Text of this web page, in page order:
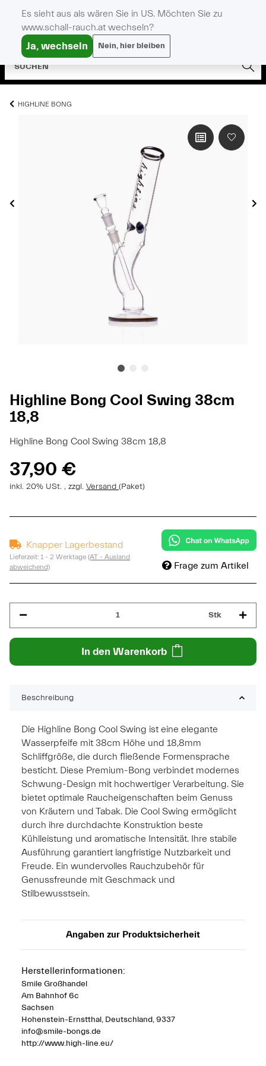
HIGHLINE BONG
Highline Bong Cool Swing 38cm
18,8
Highline Bong Cool Swing 38cm 18,8
37,90 €
inkl. 20% USt. , zzgl. Versand (Paket)
Knapper Lagerbestand
Lieferzeit: 1 - 2 Werktage (AT - Ausland
abweichend)
Frage zum Artikel
Stk
In den Warenkorb
Beschreibung
Die Highline Bong Cool Swing ist eine elegante
Wasserpfeife mit 38cm Höhe und 18,8mm
Schliffgröße, die durch fließende Formensprache
besticht. Diese Premium-Bong verbindet modernes
Schwung-Design mit hochwertiger Verarbeitung. Sie
bietet optimale Raucheigenschaften beim Genuss
von Kräutern und Tabak. Die Cool Swing ermöglicht
durch ihre durchdachte Konstruktion beste
Kühlleistung und aromatische Intensität. Ihre stabile
Ausführung garantiert langfristige Nutzbarkeit und
Freude. Ein wundervolles Rauchzubehör für
Genussfreunde mit Geschmack und
Stilbewusstsein.
Angaben zur Produktsicherheit
Herstellerinformationen:
Smile Großhandel
Am Bahnhof 6c
Sachsen
Hohenstein-Ernstthal, Deutschland, 9337
info@smile-bongs.de
http://www.high-line.eu/
Es sieht aus als wären Sie in US. Möchten Sie zu
www.schall-rauch.at wechseln?
Ja, wechseln Nein, hier bleiben